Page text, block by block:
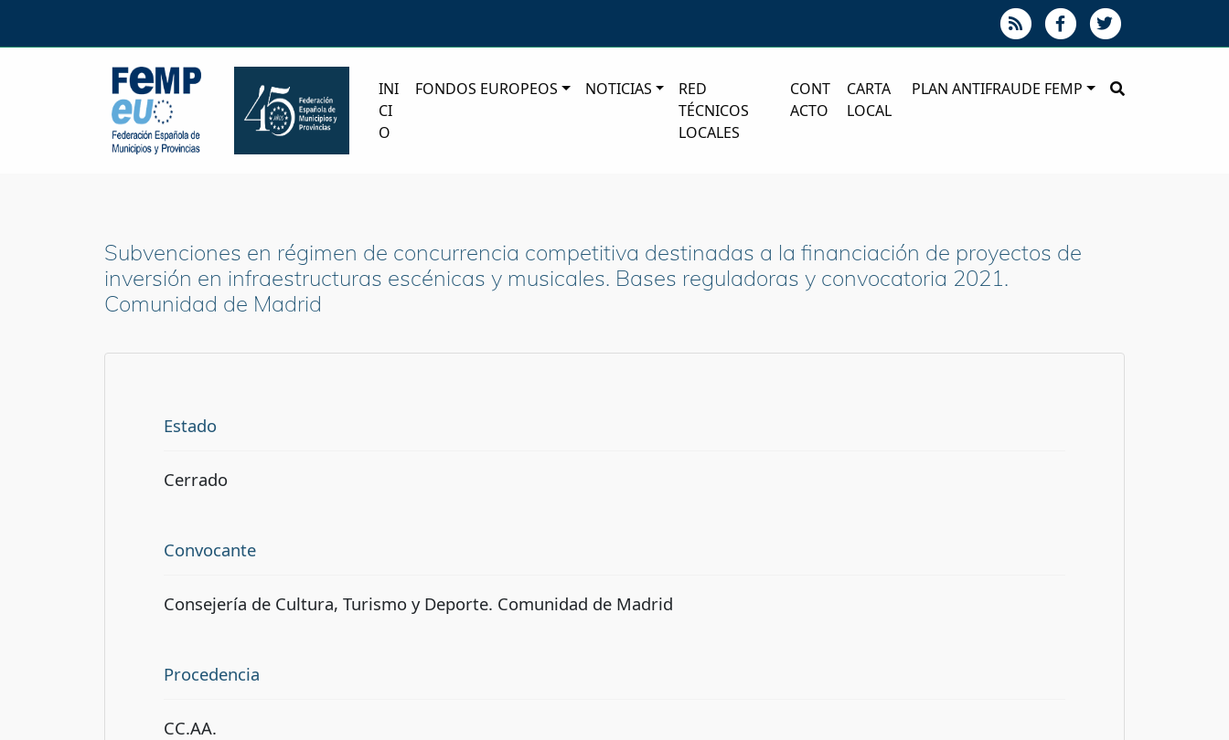
INI
CI
O
FONDOS EUROPEOS NOTICIAS
RED
TÉCNICOS
LOCALES
CONT
ACTO
CARTA
LOCAL
PLAN ANTIFRAUDE FEMP
Subvenciones en régimen de concurrencia competitiva destinadas a la financiación de proyectos de
inversión en infraestructuras escénicas y musicales. Bases reguladoras y convocatoria 2021.
Comunidad de Madrid
Estado
Cerrado
Convocante
Consejería de Cultura, Turismo y Deporte. Comunidad de Madrid
Procedencia
CC.AA.